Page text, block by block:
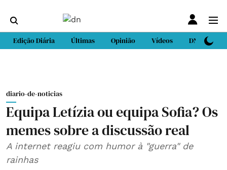
Edição Diária Últimas Opinião Vídeos DN Sport
diario-de-noticias
Equipa Letízia ou equipa Sofia? Os
memes sobre a discussão real
A internet reagiu com humor à "guerra" de
rainhas